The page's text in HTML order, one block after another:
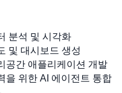
분석 및 시각화
및 대시보드 생성
공간 애플리케이션 개발
을 위한 AI 에이전트 통합